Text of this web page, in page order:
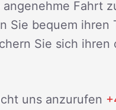
Fahrt
Sie bequem ihren
Sie sich ihren
uns anzurufen